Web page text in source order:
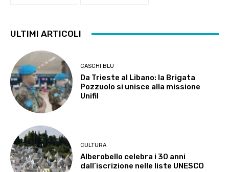
ULTIMI ARTICOLI
CASCHI BLU
Da Trieste al Libano: la Brigata
Pozzuolo si unisce alla missione
Unifil
CULTURA
Alberobello celebra i 30 anni
dall’iscrizione nelle liste UNESCO